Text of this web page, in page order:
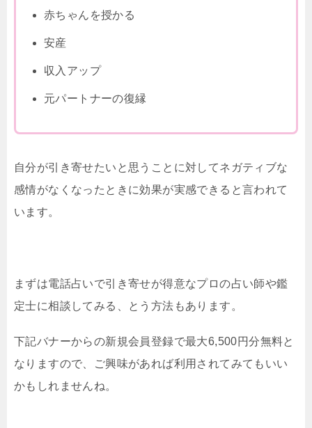
赤ちゃんを授かる
安産
収入アップ
元パートナーの復縁
自分が引き寄せたいと思うことに対してネガティブな
感情がなくなったときに効果が実感できると言われて
います。
まずは電話占いで引き寄せが得意なプロの占い師や鑑
定士に相談してみる、とう方法もあります。
下記バナーからの新規会員登録で最大6,500円分無料と
なりますので、ご興味があれば利用されてみてもいい
かもしれませんね。